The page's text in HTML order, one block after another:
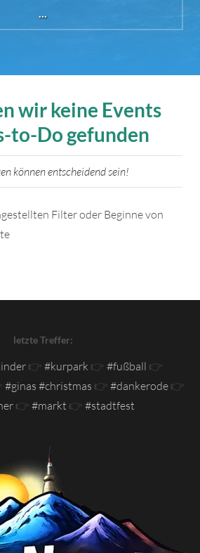
wir keine Events
to-Do gefunden
können entscheidend sein!
Filter oder Beginne von
letzte Treffer:
👉 #kurpark 👉 #fußball 👉
#ginas #christmas 👉 #dankerode 👉
👉 #markt 👉 #stadtfest